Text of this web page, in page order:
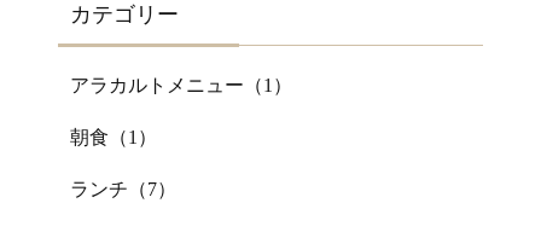
カテゴリー
アラカルトメニュー（1 ）
朝食（1 ）
ランチ（7）